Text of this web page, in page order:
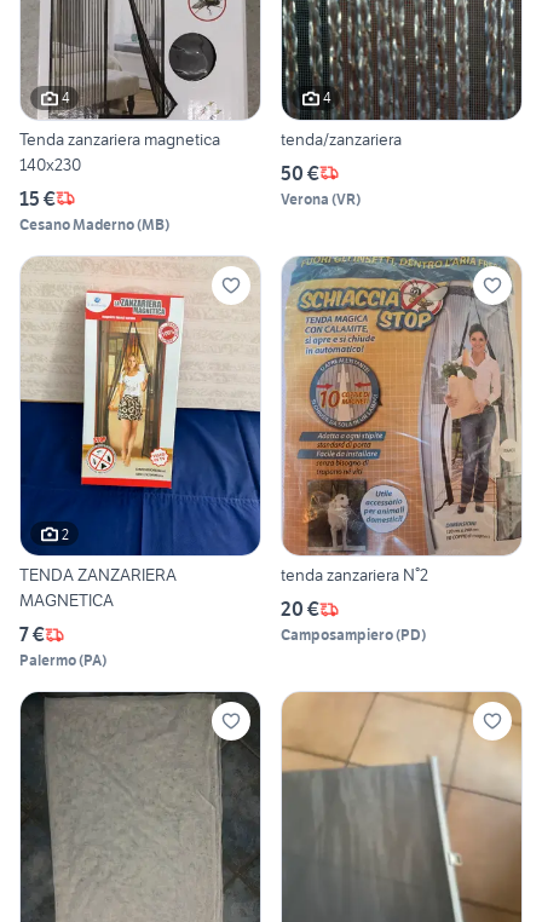
4
Tenda zanzariera magnetica
140x230
15 €
Cesano Maderno(MB)
4
tenda/zanzariera
50 €
Verona (VR)
2
TENDA ZANZARIERA
MAGNETICA
7 €
Palermo(PA)
tenda zanzariera N°2
20 €
Camposampiero(PD)